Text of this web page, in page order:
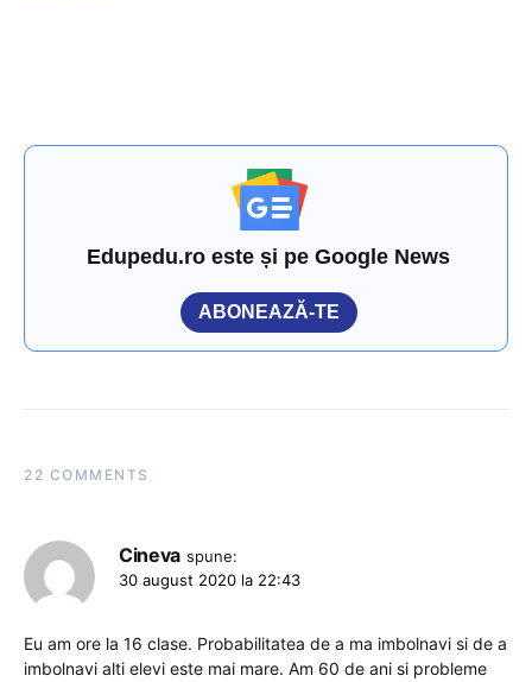
Edupedu.ro este și pe Google News
ABONEAZĂ-TE
22 COMMENTS
Cineva spune:
30 august 2020 la 22:43
Eu am ore la 16 clase. Probabilitatea de a ma imbolnavi si de a
imbolnavi alti elevi este mai mare. Am 60 de ani si probleme